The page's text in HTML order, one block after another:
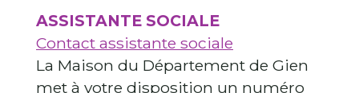
ASSISTANTE SOCIALE
Contact assistante sociale
La Maison du Département de Gien
met à votre disposition un numéro